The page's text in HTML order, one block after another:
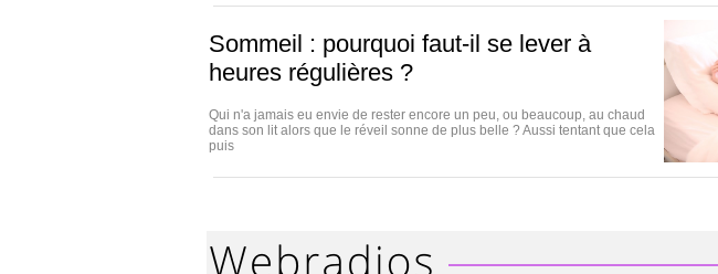
Sommeil : pourquoi faut-il se lever à
heures régulières ?
Qui n'a jamais eu envie de rester encore un peu, ou beaucoup, au chaud
dans son lit alors que le réveil sonne de plus belle ? Aussi tentant que cela
puis